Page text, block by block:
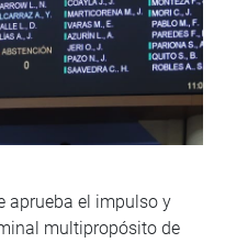
aprueba el impulso y
multipropósito de